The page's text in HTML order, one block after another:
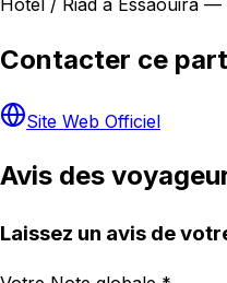
Contacter ce
Site Web Officiel
Avis des
Laissez un avis de